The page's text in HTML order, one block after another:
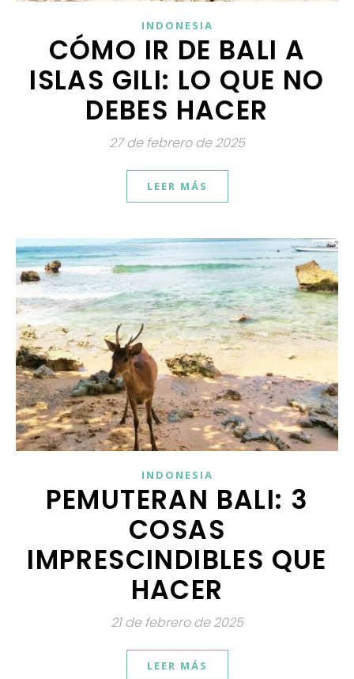
INDONESIA
CÓMO IR DE BALI A
ISLAS GILI: LO QUE NO
DEBES HACER
27 de febrero de 2025
LEER MÁS
INDONESIA
PEMUTERAN BALI: 3
COSAS
IMPRESCINDIBLES QUE
HACER
21 de febrero de 2025
LEER MÁS